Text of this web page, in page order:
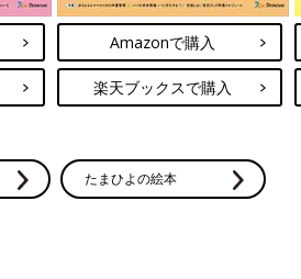
で散歩もよくしました。
ら半年ほどでしたが、集落の人に道で
も”なんて、おなかの赤ちゃんの話を
端会議が始まるような、みんな顔見知
（梨絵さん）
という集落では、妊婦さんは梨絵さん
ももいません。
Amazonで購入
楽天ブックスで購入
たまひよの絵本